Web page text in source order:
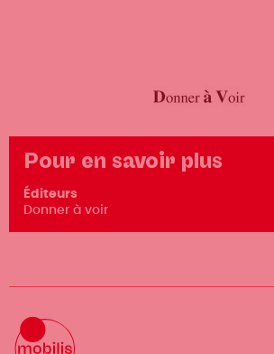
Pour en savoir plus
Éditeurs
Donner à voir